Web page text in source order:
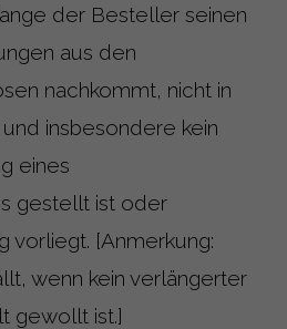
der Besteller seinen
aus den
nachkommt, nicht in
insbesondere kein
eines
gestellt ist oder
vorliegt. [Anmerkung:
wenn kein verlängerter
gewollt ist.]